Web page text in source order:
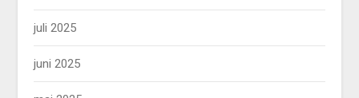
juli 2025
juni 2025